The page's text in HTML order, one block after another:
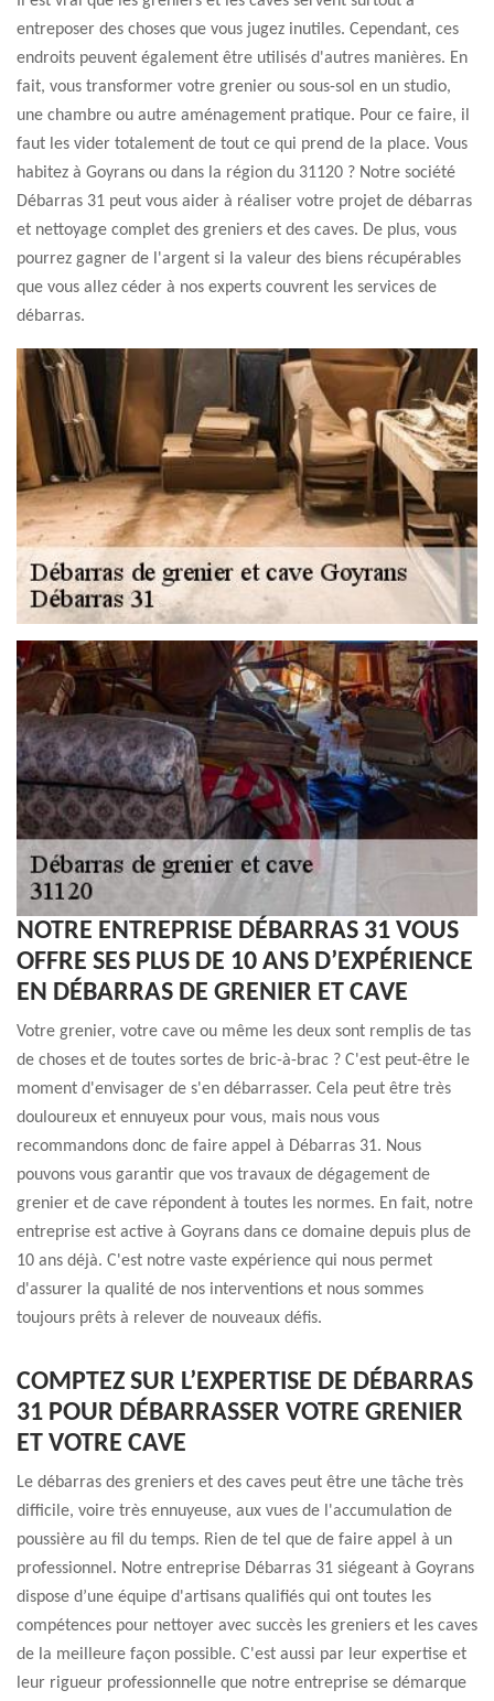
entreposer des choses que vous jugez inutiles. Cependant, ces
endroits peuvent également être utilisés d'autres manières. En
fait, vous transformer votre grenier ou sous-sol en un studio,
une chambre ou autre aménagement pratique. Pour ce faire, il
faut les vider totalement de tout ce qui prend de la place. Vous
habitez à Goyrans ou dans la région du 31120 ? Notre société
Débarras 31 peut vous aider à réaliser votre projet de débarras
et nettoyage complet des greniers et des caves. De plus, vous
pourrez gagner de l'argent si la valeur des biens récupérables
que vous allez céder à nos experts couvrent les services de
débarras.
NOTRE ENTREPRISE DÉBARRAS 31 VOUS
OFFRE SES PLUS DE 10 ANS D’EXPÉRIENCE
EN DÉBARRAS DE GRENIER ET CAVE
Votre grenier, votre cave ou même les deux sont remplis de tas
de choses et de toutes sortes de bric-à-brac ? C'est peut-être le
moment d'envisager de s'en débarrasser. Cela peut être très
douloureux et ennuyeux pour vous, mais nous vous
recommandons donc de faire appel à Débarras 31. Nous
pouvons vous garantir que vos travaux de dégagement de
grenier et de cave répondent à toutes les normes. En fait, notre
entreprise est active à Goyrans dans ce domaine depuis plus de
10 ans déjà. C'est notre vaste expérience qui nous permet
d'assurer la qualité de nos interventions et nous sommes
toujours prêts à relever de nouveaux défis.
COMPTEZ SUR L’EXPERTISE DE DÉBARRAS
31 POUR DÉBARRASSER VOTRE GRENIER
ET VOTRE CAVE
Le débarras des greniers et des caves peut être une tâche très
difficile, voire très ennuyeuse, aux vues de l'accumulation de
poussière au fil du temps. Rien de tel que de faire appel à un
professionnel. Notre entreprise Débarras 31 siégeant à Goyrans
dispose d’une équipe d'artisans qualifiés qui ont toutes les
compétences pour nettoyer avec succès les greniers et les caves
de la meilleure façon possible. C'est aussi par leur expertise et
leur rigueur professionnelle que notre entreprise se démarque